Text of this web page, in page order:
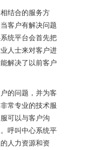
结合的服务方
客户有解决问题
统平台会首先把
人士来对客户进
解决了以前客户
的问题，并为客
常专业的技术服
可以与客户沟
呼叫中心系统平
人力资源和资